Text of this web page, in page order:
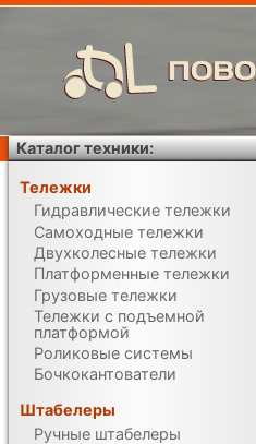
Каталог техники:
Тележки
Гидравлические тележки
Самоходные тележки
Двухколесные тележки
Платформенные тележки
Грузовые тележки
Тележки с подъемной
платформой
Роликовые системы
Бочкокантователи
Штабелеры
Ручные штабелеры